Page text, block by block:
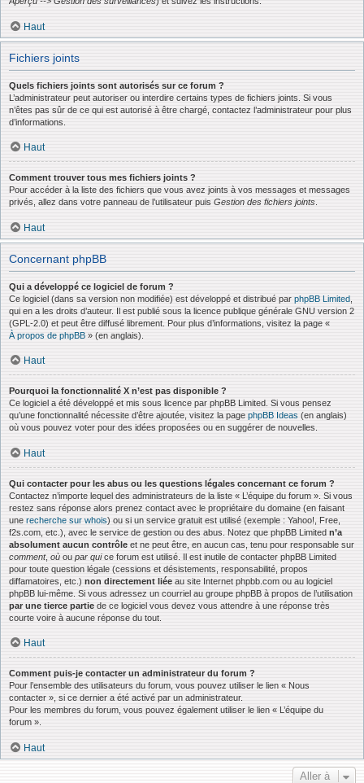
Haut
Fichiers joints
Quels fichiers joints sont autorisés sur ce forum ?
L’administrateur peut autoriser ou interdire certains types de fichiers joints. Si vous
n’êtes pas sûr de ce qui est autorisé à être chargé, contactez l’administrateur pour plus
d’informations.
Haut
Comment trouver tous mes fichiers joints ?
Pour accéder à la liste des fichiers que vous avez joints à vos messages et messages
privés, allez dans votre panneau de l’utilisateur puis Gestion des fichiers joints
Haut
Concernant phpBB
Qui a développé ce logiciel de forum ?
Ce logiciel (dans sa version non modifiée) est développé et distribué par phpBB Limited
qui en a les droits d’auteur. Il est publié sous la licence publique générale GNU version 2
(GPL-2.0) et peut être diffusé librement. Pour plus d’informations, visitez la page «
À propos de phpBB » (en anglais).
Haut
Pourquoi la fonctionnalité X n’est pas disponible ?
Ce logiciel a été développé et mis sous licence par phpBB Limited. Si vous pensez
qu’une fonctionnalité nécessite d’être ajoutée, visitez la page phpBB Ideas (en anglais)
où vous pouvez voter pour des idées proposées ou en suggérer de nouvelles.
Haut
Qui contacter pour les abus ou les questions légales concernant ce forum ?
Contactez n’importe lequel des administrateurs de la liste « L’équipe du forum ». Si vous
restez sans réponse alors prenez contact avec le propriétaire du domaine (en faisant
une recherche sur whois) ou si un service gratuit est utilisé (exemple : Yahoo!, Free,
f2s.com, etc.), avec le service de gestion ou des abus. Notez que phpBB Limited n’a
absolument aucun contrôle et ne peut être, en aucun cas, tenu pour responsable sur
comment, où ou par quice forum est utilisé. Il est inutile de contacter phpBB Limited
pour toute question légale (cessions et désistements, responsabilité, propos
diffamatoires, etc.) non directement liée au site Internet phpbb.com ou au logiciel
phpBB lui-même. Si vous adressez un courriel au groupe phpBB à propos de l’utilisation
par une tierce partie de ce logiciel vous devez vous attendre à une réponse très
courte voire à aucune réponse du tout.
Haut
Comment puis-je contacter un administrateur du forum ?
Pour l’ensemble des utilisateurs du forum, vous pouvez utiliser le lien « Nous
contacter », si ce dernier a été activé par un administrateur.
Pour les membres du forum, vous pouvez également utiliser le lien « L’équipe du
forum ».
Haut
Aller à